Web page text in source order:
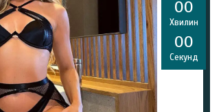
00
Хвилин
00
Секунд